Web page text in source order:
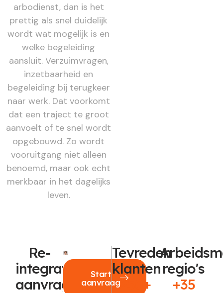
arbodienst, dan is het
prettig als snel duidelijk
wordt wat mogelijk is en
welke begeleiding
aansluit. Verzuimvragen,
inzetbaarheid en
begeleiding bij terugkeer
naar werk. Dat voorkomt
dat een traject te groot
aanvoelt of te snel wordt
opgebouwd. Zo wordt
vooruitgang niet alleen
benoemd, maar ook echt
merkbaar in het dagelijks
leven.
Re-
integratie
aanvragen?
Start
aanvraag
Tevreden
klanten
250+
regio's
+35